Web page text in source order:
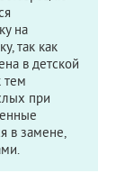
на
так как
в детской
тем
при
в замене,